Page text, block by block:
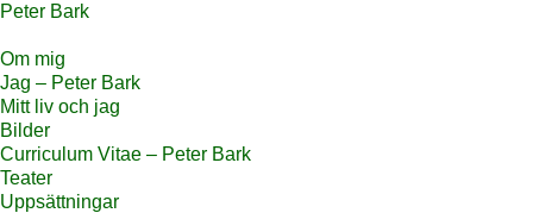
Peter Bark
Om mig
Jag – Peter Bark
Mitt liv och jag
Bilder
Curriculum Vitae – Peter Bark
Teater
Uppsättningar